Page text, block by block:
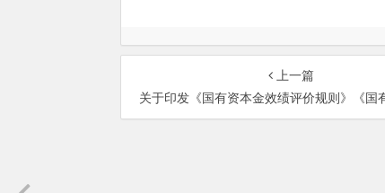
上一篇
关于印发《国有资本金效绩评价规则》《国有资本金效绩评价操作